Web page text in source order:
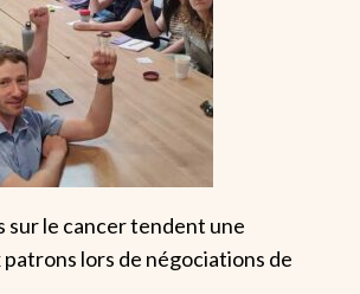
sur le cancer tendent une
patrons lors de négociations de